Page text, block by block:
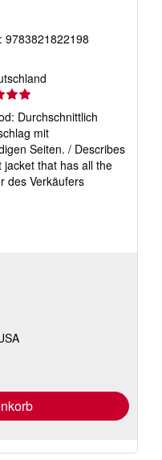
9783821822198
Durchschnittlich
mit
Seiten. / Describes
that has all the
des Verkäufers